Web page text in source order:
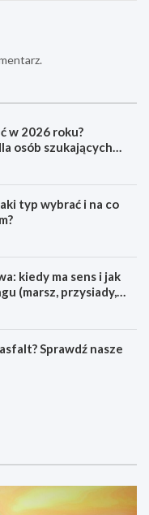
w 2026 roku?
osób szukających
typ wybrać i na co
kiedy ma sens i jak
(marsz, przysiady,
Sprawdź nasze